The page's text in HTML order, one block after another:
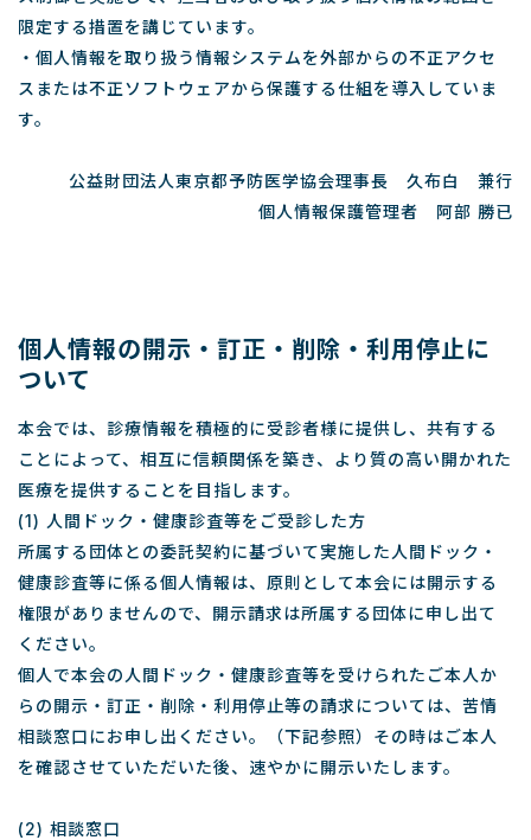
限定する措置を講じています。
・個人情報を取り扱う情報システムを外部からの不正アクセ
スまたは不正ソフトウェアから保護する仕組を導入していま
す。
公益財団法人東京都予防医学協会理事長 久布白 兼行
個人情報保護管理者 阿部 勝已
個人情報の開示・訂正・削除・利用停止に
ついて
本会では、診療情報を積極的に受診者様に提供し、共有する
ことによって、相互に信頼関係を築き、より質の高い開かれた
医療を提供することを目指します。
(1) 人間ドック・健康診査等をご受診した方
所属する団体との委託契約に基づいて実施した人間ドック・
健康診査等に係る個人情報は、原則として本会には開示する
権限がありませんので、開示請求は所属する団体に申し出て
ください。
個人で本会の人間ドック・健康診査等を受けられたご本人か
らの開示・訂正・削除・利用停止等の請求については、苦情
相談窓口にお申し出ください。（下記参照）その時はご本人
を確認させていただいた後、速やかに開示いたします。
(2) 相談窓口